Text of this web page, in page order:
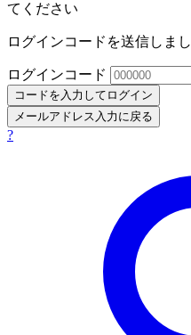
てください
ログインコードを送信しま
ログインコード
コードを入力してログイン
メールアドレス入力に戻る
?